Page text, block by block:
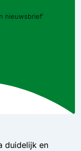
nieuwsbrief’
duidelijk en